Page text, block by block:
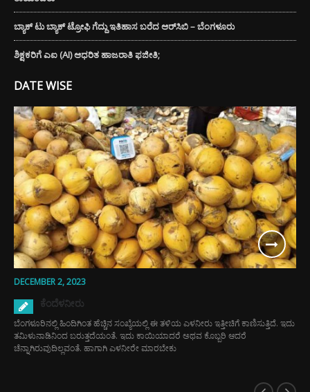
ಬ್ಯಾಕ್ ಟು ಬ್ಯಾಕ್ ಟ್ರೋಫಿ ಗೆದ್ದು ಇತಿಹಾಸ ಬರೆದ ಆರ್‌ಸಿಬಿ – ಬೆಂಗಳೂರು
ಶಿಕ್ಷಕರಿಗೆ ಎಐ (AI) ಆಧರಿತ ಹಾಜರಾತಿ ಫಜೀತಿ;
DATE WISE
DECEMBER 2, 2023
ಕೆಂದೆಳನೀರು
ಬೆಂಗಳೂರಿನಲ್ಲಿ ಹಿಂದಿಗಿಂತ ಹೆಚ್ಚಿನ ಸಂಖ್ಯೆಯಲ್ಲಿ ಈ ತಳಿಯ ಎಳನೀರು ಇತ್ತೀಚಿಗೆ ಕಾಣಿಸುತ್ತಿದೆ. ಇದು
ತಮಿಳುನಾಡಿನಿಂದ ಬರುತ್ತದೆಯಂತೆ. ಇದು ಕಾಯಿಯಾದರೆ ಅಥವ ಕೊಬ್ಬರಿ ಆದರೆ
ಚೆನ್ನಾಗಿರುವುದಿಲ್ಲವಂತೆ. ಹಾಗಾಗಿ ಎಳನೀರೇ ಮಾರಬೇಕು